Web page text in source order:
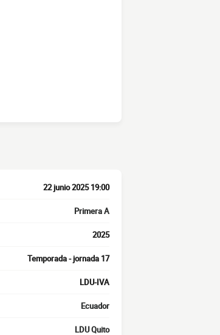
22 junio 2025 19:00
Primera A
2025
Temporada - jornada 17
LDU-IVA
Ecuador
LDU Quito